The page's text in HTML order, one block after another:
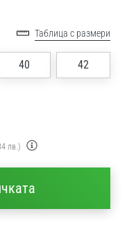
Таблица с размери
40 42
лв.)